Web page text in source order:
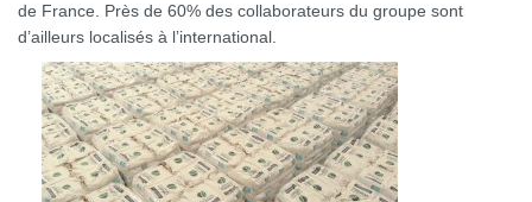
de France. Près de 60% des collaborateurs du groupe sont
d’ailleurs localisés à l’international.